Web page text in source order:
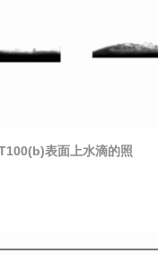
表面上水滴的照